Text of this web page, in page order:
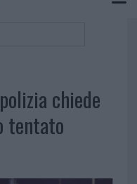
chiede
tentato